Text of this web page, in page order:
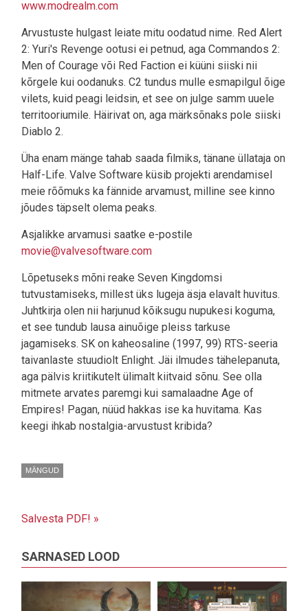
www.modrealm.com
Arvustuste hulgast leiate mitu oodatud nime. Red Alert
2: Yuri's Revenge ootusi ei petnud, aga Commandos 2:
Men of Courage või Red Faction ei küüni siiski nii
kõrgele kui oodanuks. C2 tundus mulle esmapilgul õige
vilets, kuid peagi leidsin, et see on julge samm uuele
territooriumile. Häirivat on, aga märksõnaks pole siiski
Diablo 2.
Üha enam mänge tahab saada filmiks, tänane üllataja on
Half-Life. Valve Software küsib projekti arendamisel
meie rõõmuks ka fännide arvamust, milline see kinno
jõudes täpselt olema peaks.
Asjalikke arvamusi saatke e-postile
movie@valvesoftware.com
Lõpetuseks mõni reake Seven Kingdomsi
tutvustamiseks, millest üks lugeja äsja elavalt huvitus.
Juhtkirja olen nii harjunud kõiksugu nupukesi koguma,
et see tundub lausa ainuõige pleiss tarkuse
jagamiseks. SK on kaheosaline (1997, 99) RTS-seeria
taivanlaste stuudiolt Enlight. Jäi ilmudes tähelepanuta,
aga pälvis kriitikutelt ülimalt kiitvaid sõnu. See olla
mitmete arvates paremgi kui samalaadne Age of
Empires! Pagan, nüüd hakkas ise ka huvitama. Kas
keegi ihkab nostalgia-arvustust kribida?
MÄNGUD
Salvesta PDF! »
SARNASED LOOD